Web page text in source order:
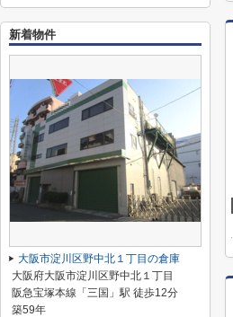
新着物件
大阪市淀川区野中北１丁目の倉庫
大阪府大阪市淀川区野中北１丁目
阪急宝塚本線「三国」駅 徒歩12分
築59年